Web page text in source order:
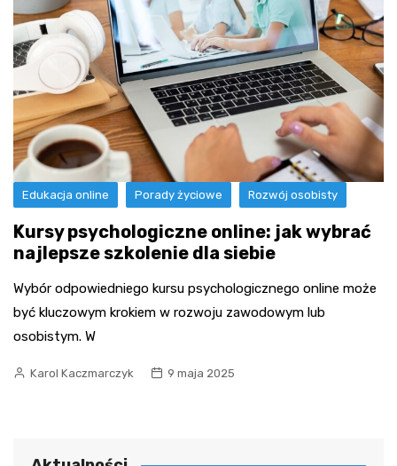
Edukacja online Porady życiowe Rozwój osobisty
Kursy psychologiczne online: jak wybrać
najlepsze szkolenie dla siebie
Wybór odpowiedniego kursu psychologicznego online może
być kluczowym krokiem w rozwoju zawodowym lub
osobistym. W
Karol Kaczmarczyk 9 maja 2025